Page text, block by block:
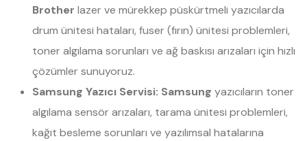
Brother lazer ve mürekkep püskürtmeli yazıcılarda
drum ünitesi hataları, fuser (fırın) ünitesi problemleri,
toner algılama sorunları ve ağ baskısı arızaları için hızlı
çözümler sunuyoruz.
Samsung Yazıcı Servisi: Samsung yazıcıların toner
algılama sensör arızaları, tarama ünitesi problemleri,
kağıt besleme sorunları ve yazılımsal hatalarına